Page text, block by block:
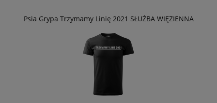
Psia Grypa Trzymamy Linię 2021 SŁUŻBA WIĘZIENNA